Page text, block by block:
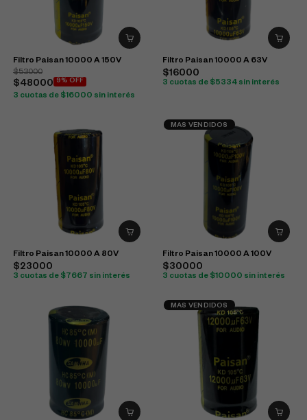
Filtro Paisan 10000 A 150V
$53000
$48000 9% OFF
3 cuotas de $16000 sin interés
Filtro Paisan 10000 A 63V
$16000
3 cuotas de $5334 sin interés
Filtro Paisan 10000 A 80V
$23000
3 cuotas de $7667 sin interés
MAS VENDIDOS
Filtro Paisan 10000 A 100V
$30000
3 cuotas de $10000 sin interés
MAS VENDIDOS